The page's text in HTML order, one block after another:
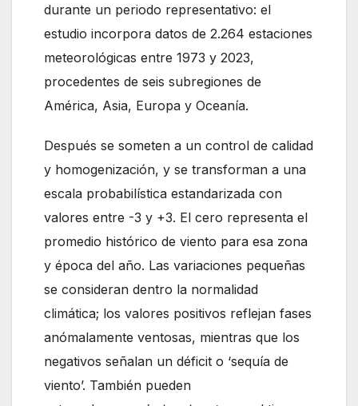
durante un periodo representativo: el
estudio incorpora datos de 2.264 estaciones
meteorológicas entre 1973 y 2023,
procedentes de seis subregiones de
América, Asia, Europa y Oceanía.
Después se someten a un control de calidad
y homogenización, y se transforman a una
escala probabilística estandarizada con
valores entre -3 y +3. El cero representa el
promedio histórico de viento para esa zona
y época del año. Las variaciones pequeñas
se consideran dentro la normalidad
climática; los valores positivos reflejan fases
anómalamente ventosas, mientras que los
negativos señalan un déficit o ‘sequía de
viento’. También pueden